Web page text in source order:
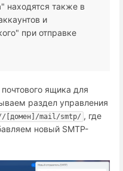
находятся также в
и
при отправке
ящика для
раздел управления
[домен]/mail/smtp/ , где
новый SMTP-